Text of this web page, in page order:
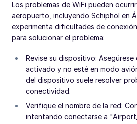
Los problemas de WiFi pueden
aeropuerto, incluyendo Schiphol en
experimenta dificultades de
para solucionar el problema:
Revise su dispositivo: Asegúrese
activado y no esté en modo
del dispositivo suele resolver
conectividad.
Verifique el nombre de la red:
intentando conectarse a